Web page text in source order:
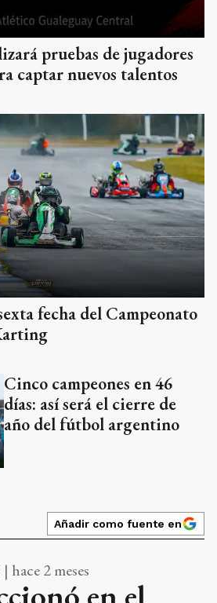
pruebas de jugadores
captar nuevos talentos
fecha del Campeonato
Cinco campeones en 46
días: así será el cierre de
año del fútbol argentino
Añadir como fuente en
hace 2 meses